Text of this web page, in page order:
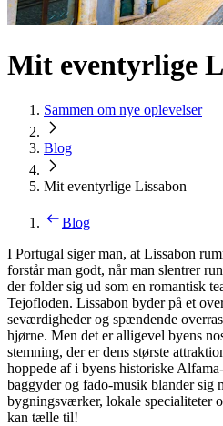
Mit eventyrlige
Sammen om nye oplevelser
Blog
Mit eventyrlige Lissabon
Blog
I Portugal siger man, at Lissabon
forstår man godt, når man slentrer
der folder sig ud som en romantisk
Tejofloden. Lissabon byder på et
seværdigheder og spændende
hjørne. Men det er alligevel byens
stemning, der er dens største
hoppede af i byens historiske
baggyder og fado-musik blander sig
bygningsværker, lokale specialiteter
kan tælle til!